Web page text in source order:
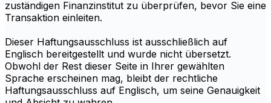
zuständigen Finanzinstitut zu überprüfen, bevor Sie eine
Transaktion einleiten.
Dieser Haftungsausschluss ist ausschließlich auf
Englisch bereitgestellt und wurde nicht übersetzt.
Obwohl der Rest dieser Seite in Ihrer gewählten
Sprache erscheinen mag, bleibt der rechtliche
Haftungsausschluss auf Englisch, um seine Genauigkeit